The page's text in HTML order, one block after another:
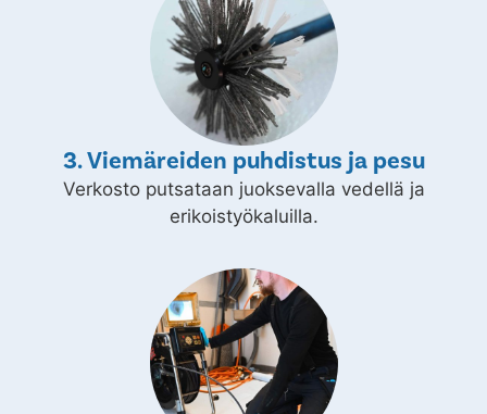
3. Viemäreiden puhdistus ja pesu
Verkosto putsataan juoksevalla vedellä ja
erikoistyökaluilla.